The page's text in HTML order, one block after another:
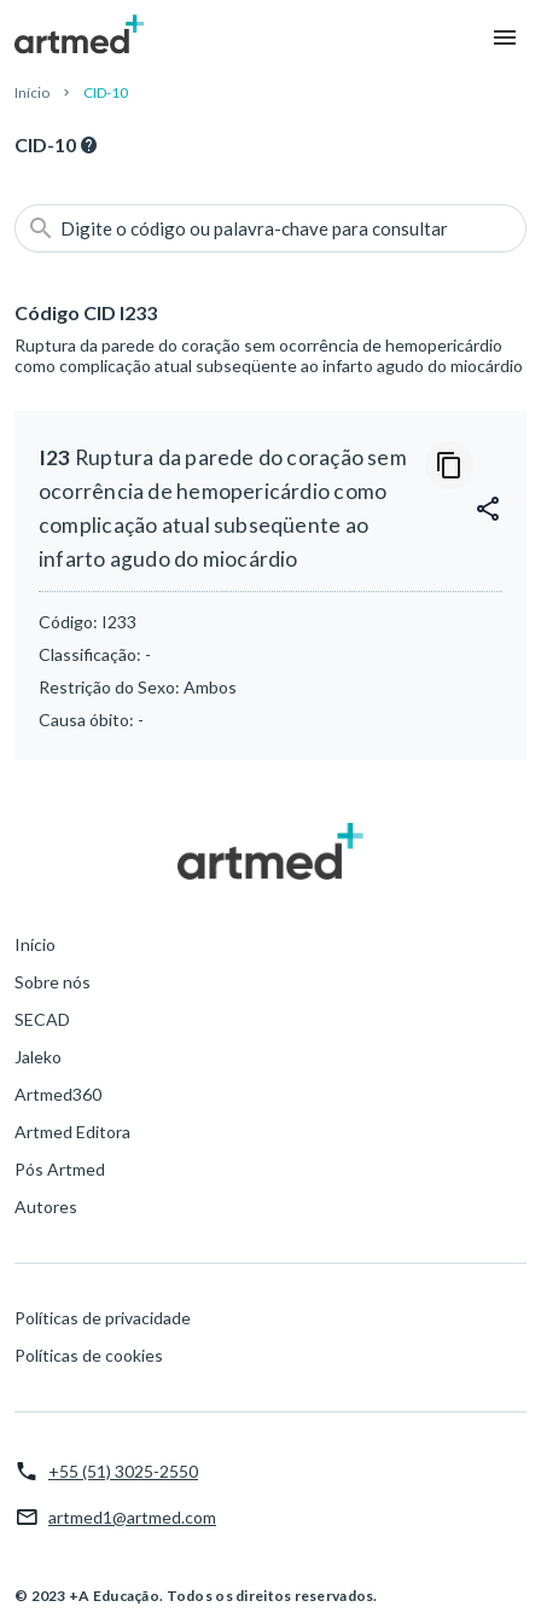
Início CID-10
CID-10
Digite o código ou palavra-chave para consultar
Código CID I233
Ruptura da parede do coração sem ocorrência de hemopericárdio
como complicação atual subseqüente ao infarto agudo do miocárdio
I23 Ruptura da parede do coração sem
ocorrência de hemopericárdio como
complicação atual subseqüente ao
infarto agudo do miocárdio
Código: I233
Classificação: -
Restrição do Sexo: Ambos
Causa óbito: -
Início
Sobre nós
SECAD
Jaleko
Artmed360
Artmed Editora
Pós Artmed
Autores
Políticas de privacidade
Políticas de cookies
+55 (51) 3025-2550
artmed1@artmed.com
© 2023 +A Educação. Todos os direitos reservados.